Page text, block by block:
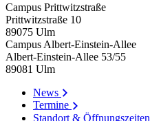
Campus Prittwitzstraße
Prittwitzstraße 10
89075 Ulm
Campus Albert-Einstein-Allee
Albert-Einstein-Allee 53/​55
89081 Ulm
News
Termine
Standort & Öffnungszeiten